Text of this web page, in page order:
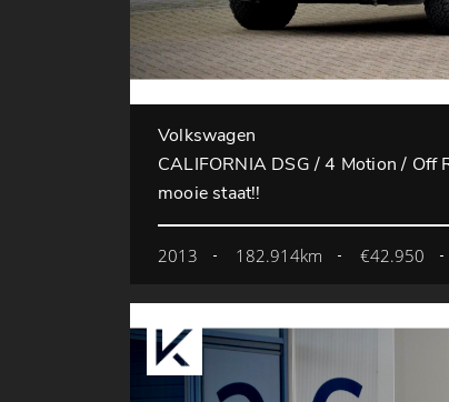
Volkswagen
CALIFORNIA DSG / 4 Motion / Off
mooie staat!!
2013 182.914km €42.950